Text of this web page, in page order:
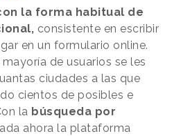
la forma habitual de
consistente en escribir
en un formulario online.
de usuarios se les
ciudades a las que
cientos de posibles e
la búsqueda por
ahora la plataforma